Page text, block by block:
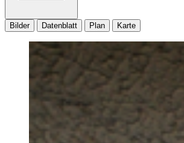
Bilder Datenblatt Plan Karte